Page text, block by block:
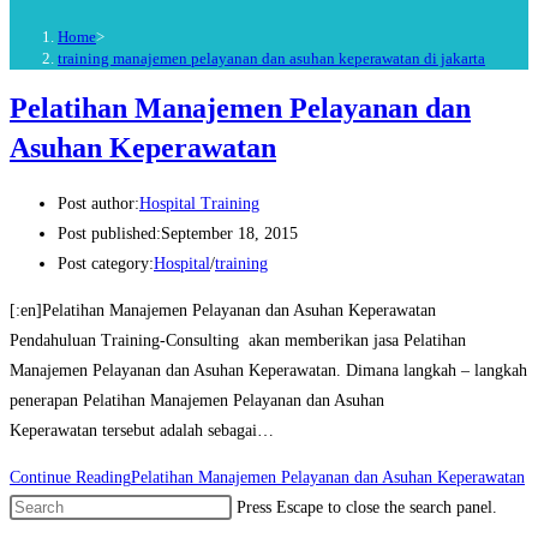
Home>
training manajemen pelayanan dan asuhan keperawatan di jakarta
Pelatihan Manajemen Pelayanan dan
Asuhan Keperawatan
Post author:Hospital Training
Post published:September 18, 2015
Post category:Hospital/training
[:en]Pelatihan Manajemen Pelayanan dan Asuhan Keperawatan
Pendahuluan Training-Consulting akan memberikan jasa Pelatihan
Manajemen Pelayanan dan Asuhan Keperawatan. Dimana langkah – langkah
penerapan Pelatihan Manajemen Pelayanan dan Asuhan
Keperawatan tersebut adalah sebagai…
Continue ReadingPelatihan Manajemen Pelayanan dan Asuhan Keperawatan
Press Escape to close the search panel.